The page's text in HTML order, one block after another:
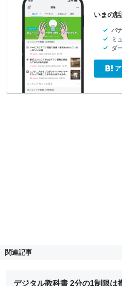
いまの
バ
ミ
ダ
関連記事
デジタル教科書 2分の1制限